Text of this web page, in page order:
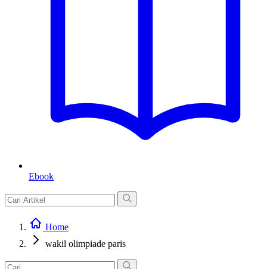
Ebook
Home
wakil olimpiade paris